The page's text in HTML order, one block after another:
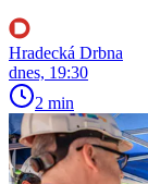
Hradecká Drbna
dnes, 19:30
2 min